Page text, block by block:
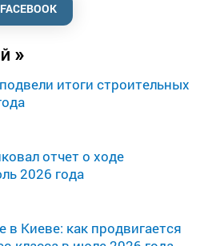
»
итоги строительных
отчет о ходе
2026 года
Киеве: как продвигается